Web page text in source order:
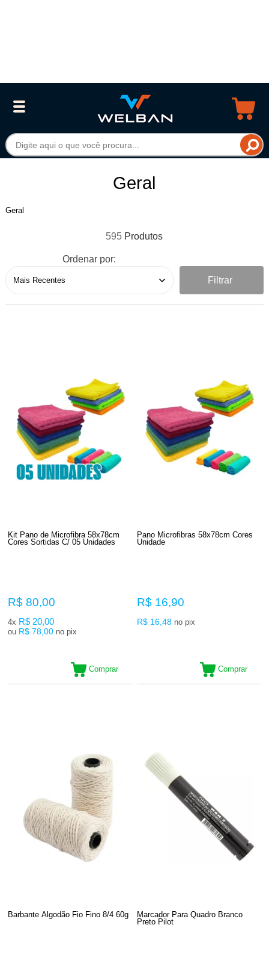
Geral
Geral
595
Ordenar por:
Filtrar
Kit Pano de Microfibra 58x78cm
Cores Sortidas C/ 05 Unidades
R$ 80,00
4x R$ 20,00
ou R$ 78,00 no pix
Comprar
Pano Microfibras 58x78cm Cores
Unidade
R$ 16,90
R$ 16,48 no pix
Comprar
Barbante Algodão Fio Fino 8/4 60g
Marcador Para Quadro Branco
Preto Pilot